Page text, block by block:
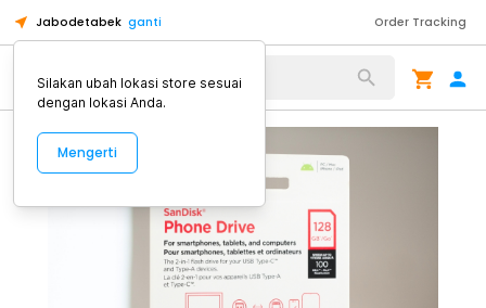
Jabodetabek ganti Order Tracking
Alat Kopi
Silakan ubah lokasi store sesuai
dengan lokasi Anda.
Mengerti